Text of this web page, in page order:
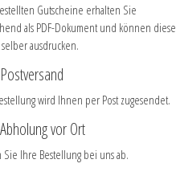
Gutscheine erhalten Sie
als PDF-Dokument und können diese
ausdrucken.
Postversand
wird Ihnen per Post zugesendet.
Abholung vor Ort
Sie Ihre Bestellung bei uns ab.